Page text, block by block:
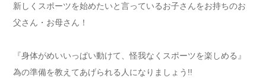
新しくスポーツを始めたいと言っているお子さんをお持ちのお
父さん・お母さん！
『身体がめいいっぱい動けて、怪我なくスポーツを楽しめる』
為の準備を教えてあげられる人になりましょう!!